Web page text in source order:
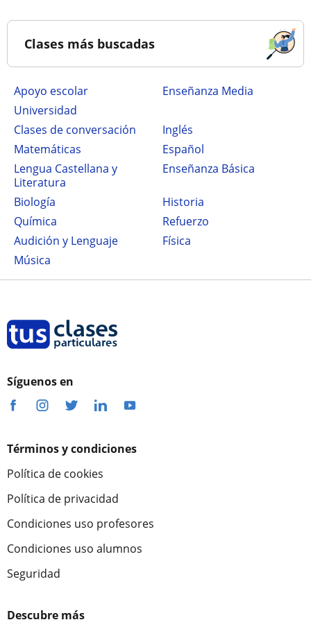
Clases más buscadas
Apoyo escolar
Enseñanza Media
Universidad
Clases de conversación
Inglés
Matemáticas
Español
Lengua Castellana y
Literatura
Enseñanza Básica
Biología
Historia
Química
Refuerzo
Audición y Lenguaje
Física
Música
Síguenos en
Términos y condiciones
Política de cookies
Política de privacidad
Condiciones uso profesores
Condiciones uso alumnos
Seguridad
Descubre más